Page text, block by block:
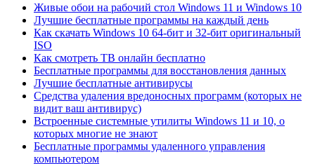
Живые обои на рабочий стол Windows 11 и Windows 10
Лучшие бесплатные программы на каждый день
Как скачать Windows 10 64-бит и 32-бит оригинальный
ISO
Как смотреть ТВ онлайн бесплатно
Бесплатные программы для восстановления данных
Лучшие бесплатные антивирусы
Средства удаления вредоносных программ (которых не
видит ваш антивирус)
Встроенные системные утилиты Windows 11 и 10, о
которых многие не знают
Бесплатные программы удаленного управления
компьютером